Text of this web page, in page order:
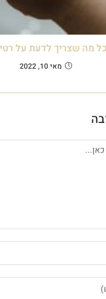
כל מה שצריך לדעת על
מאי 10, 2022